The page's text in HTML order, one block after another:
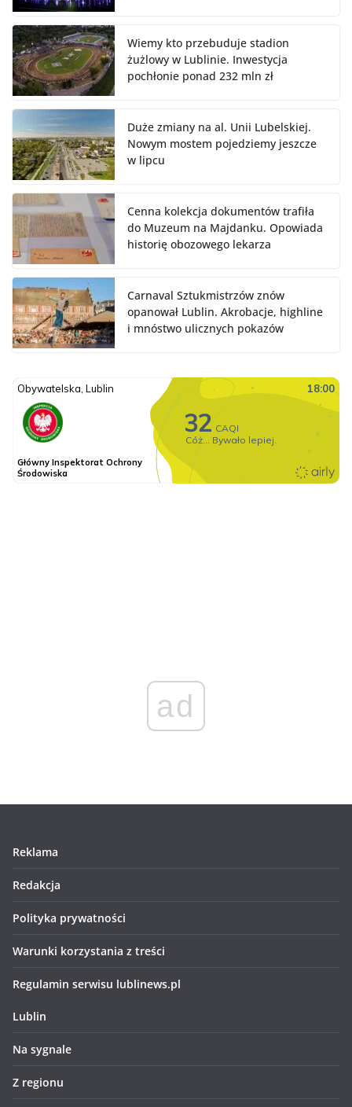
Wiemy kto przebuduje stadion
żużlowy w Lublinie. Inwestycja
pochłonie ponad 232 mln zł
Duże zmiany na al. Unii Lubelskiej.
Nowym mostem pojedziemy jeszcze
w lipcu
Cenna kolekcja dokumentów trafiła
do Muzeum na Majdanku. Opowiada
historię obozowego lekarza
Carnaval Sztukmistrzów znów
opanował Lublin. Akrobacje, highline
i mnóstwo ulicznych pokazów
ad
Reklama
Redakcja
Polityka prywatności
Warunki korzystania z treści
Regulamin serwisu lublinews.pl
Lublin
Na sygnale
Z regionu